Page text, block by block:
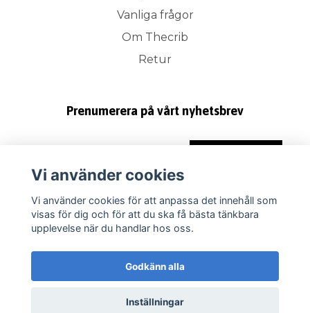
Vanliga frågor
Om Thecrib
Retur
Prenumerera på vårt nyhetsbrev
© 2026 Thecrib.se
Vi använder cookies
Vi använder cookies för att anpassa det innehåll som
visas för dig och för att du ska få bästa tänkbara
upplevelse när du handlar hos oss.
Godkänn alla
Inställningar